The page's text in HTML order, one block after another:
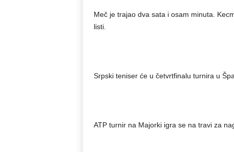
Meč je trajao dva sata i osam minuta.
listi.
Srpski teniser će u četvrtfinalu turnira u
ATP turnir na Majorki igra se na travi za